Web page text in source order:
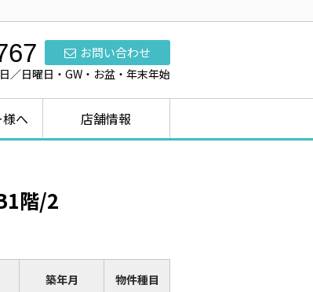
お問い合わせ
日曜日・GW・お盆・年末年始
へ 店舗情報
階/2
築年月 物件種目